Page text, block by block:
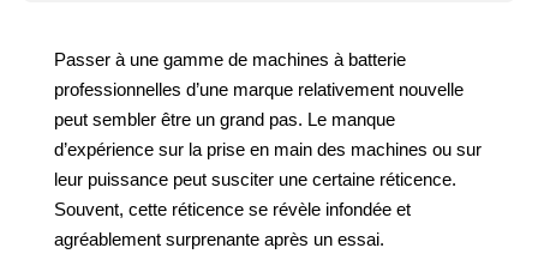
Passer à une gamme de machines à batterie
professionnelles d’une marque relativement nouvelle
peut sembler être un grand pas. Le manque
d’expérience sur la prise en main des machines ou sur
leur puissance peut susciter une certaine réticence.
Souvent, cette réticence se révèle infondée et
agréablement surprenante après un essai.